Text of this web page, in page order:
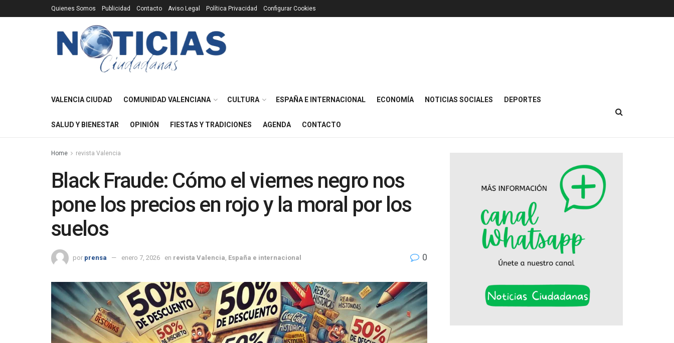
Quienes Somos Publicidad Contacto Aviso Legal Política Privacidad Configurar Cookies
VALENCIA CIUDAD COMUNIDAD VALENCIANA CULTURA ESPAÑA E INTERNACIONAL ECONOMÍA NOTICIAS SOCIALES DEPORTES
SALUD Y BIENESTAR OPINIÓN FIESTAS Y TRADICIONES AGENDA CONTACTO
Home revista Valencia
Black Fraude: Cómo el viernes negro nos
pone los precios en rojo y la moral por los
suelos
por prensa enero 7, 2026 en revista Valencia España e internacional 0